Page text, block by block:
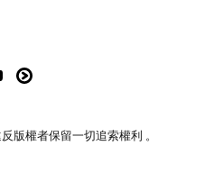
版權者保留一切追索權利 。